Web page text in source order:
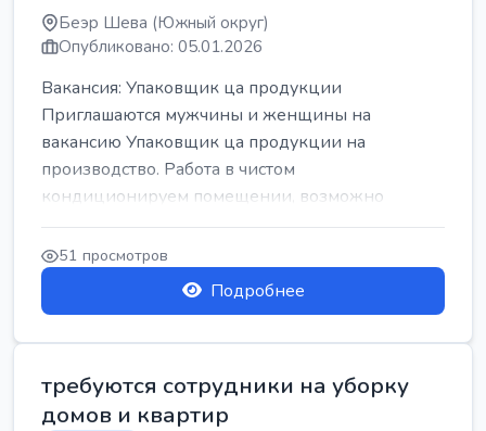
Беэр Шева (Южный округ)
Опубликовано: 05.01.2026
Вакансия: Упаковщик ца продукции
Приглашаются мужчины и женщины на
вакансию Упаковщик ца продукции на
производство. Работа в чистом
кондиционируем помещении, возможно
работать сидя. Работа с воскресен...
51 просмотров
Подробнее
требуются сотрудники на уборку
домов и квартир